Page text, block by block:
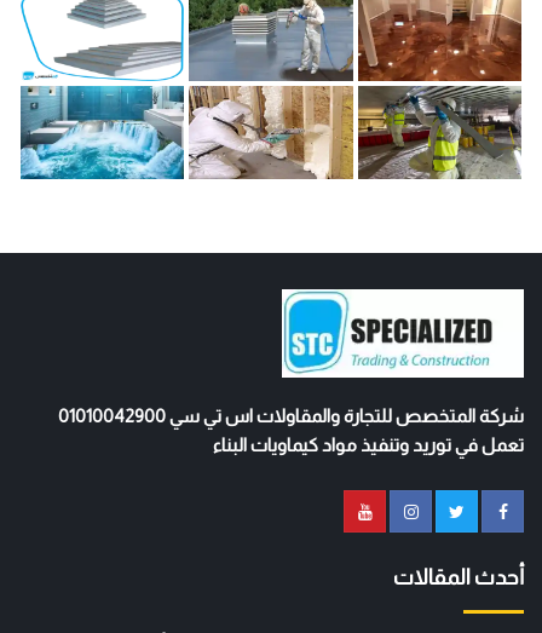
شركة المتخصص للتجارة والمقاولات اس تي سي 01010042900
تعمل في توريد وتنفيذ مواد كيماويات البناء
أحدث المقالات